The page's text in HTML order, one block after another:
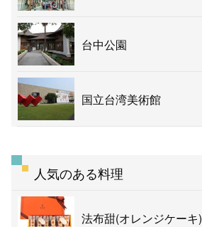
台中公園
国立台湾美術館
人気のある料理
法布甜(オレンジケーキ)